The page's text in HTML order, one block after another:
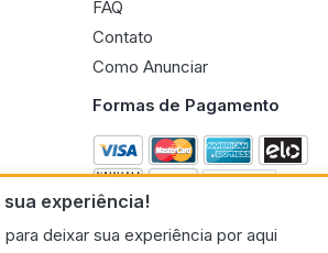
experiência!
deixar sua experiência por aqui
FAQ
Contato
Como Anunciar
Formas de Pagamento